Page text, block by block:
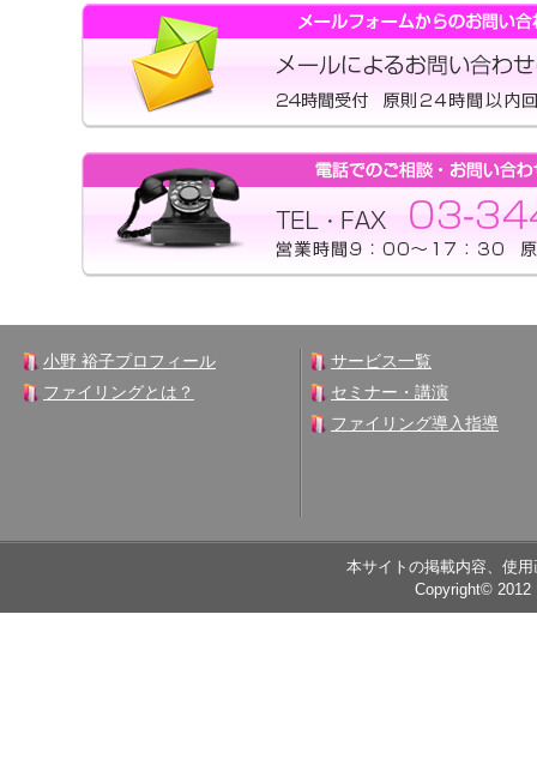
小野 裕子プロフィール
ファイリングとは？
サービス一覧
セミナー・講演
ファイリング導入指導
本サイトの掲載内容、使
Copyright© 2012